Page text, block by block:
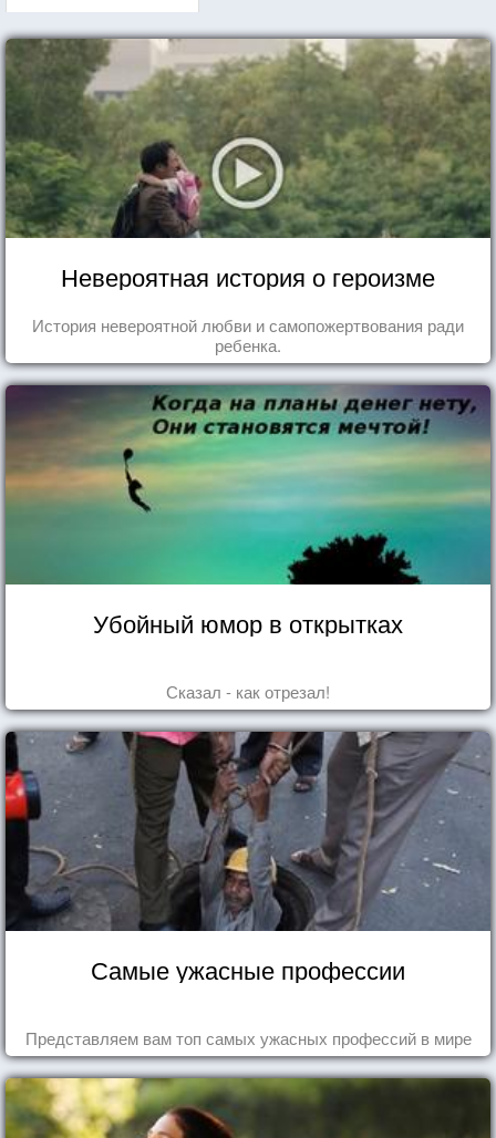
Невероятная история о героизме
История невероятной любви и самопожертвования ради
ребенка.
Убойный юмор в открытках
Сказал - как отрезал!
Самые ужасные профессии
Представляем вам топ самых ужасных профессий в мире